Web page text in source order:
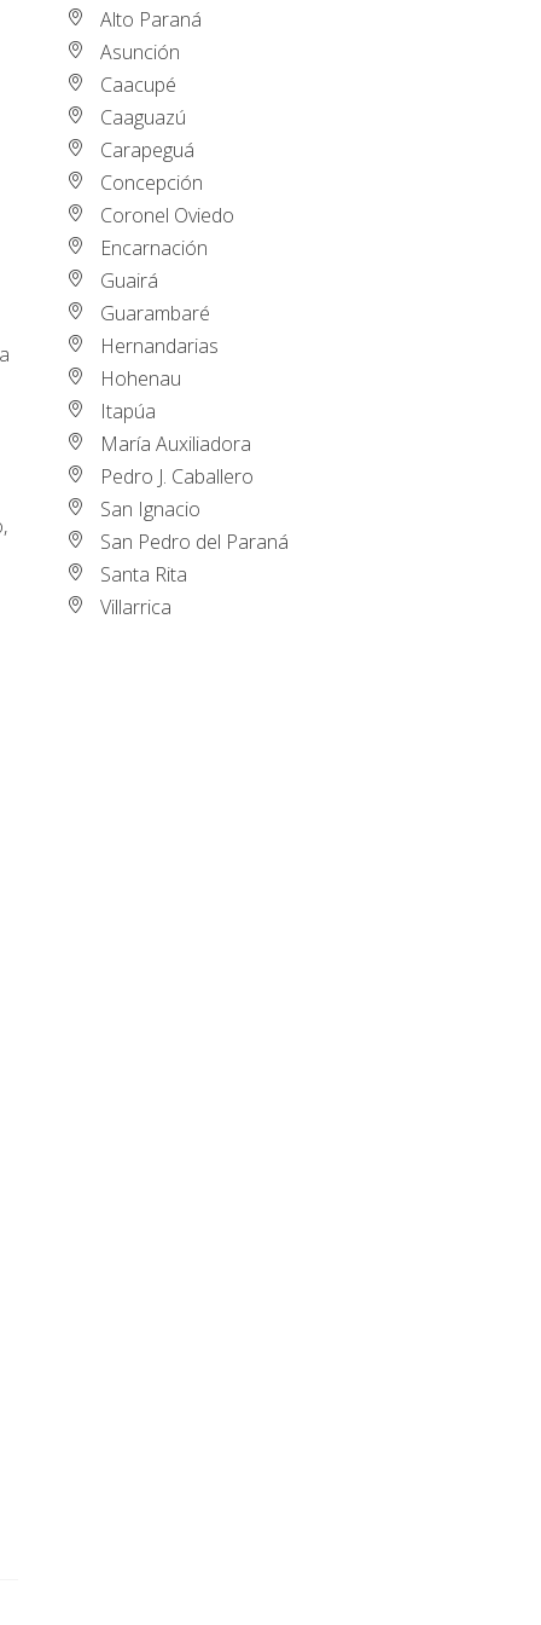
Alto Paraná
Asunción
Caacupé
Caaguazú
Carapeguá
Concepción
Coronel Oviedo
Encarnación
Guairá
Guarambaré
Hernandarias
Hohenau
Itapúa
María Auxiliadora
Pedro J. Caballero
San Ignacio
San Pedro del Paraná
Santa Rita
Villarrica